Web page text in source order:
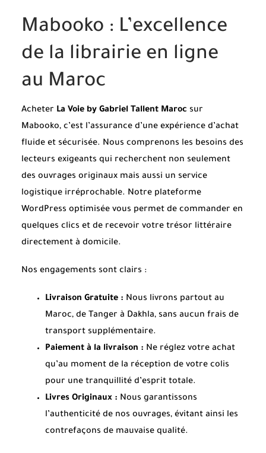
Mabooko : L’excellence
de la librairie en ligne
au Maroc
Acheter La Voie by Gabriel Tallent Maroc sur
Mabooko, c’est l’assurance d’une expérience d’achat
fluide et sécurisée. Nous comprenons les besoins des
lecteurs exigeants qui recherchent non seulement
des ouvrages originaux mais aussi un service
logistique irréprochable. Notre plateforme
WordPress optimisée vous permet de commander en
quelques clics et de recevoir votre trésor littéraire
directement à domicile.
Nos engagements sont clairs :
Livraison Gratuite : Nous livrons partout au
Maroc, de Tanger à Dakhla, sans aucun frais de
transport supplémentaire.
Paiement à la livraison : Ne réglez votre achat
qu’au moment de la réception de votre colis
pour une tranquillité d’esprit totale.
Livres Originaux : Nous garantissons
l’authenticité de nos ouvrages, évitant ainsi les
contrefaçons de mauvaise qualité.